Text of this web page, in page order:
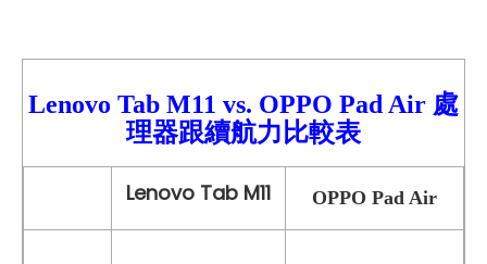
Lenovo Tab M11 vs. OPPO Pad Air 處
理器跟續航力比較表
Lenovo Tab M11 OPPO Pad Air